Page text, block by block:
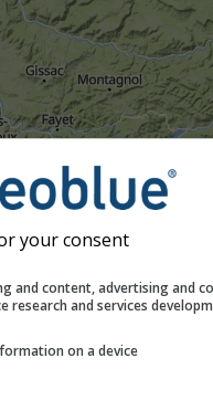
your consent
and content, advertising and
research and services
on a device